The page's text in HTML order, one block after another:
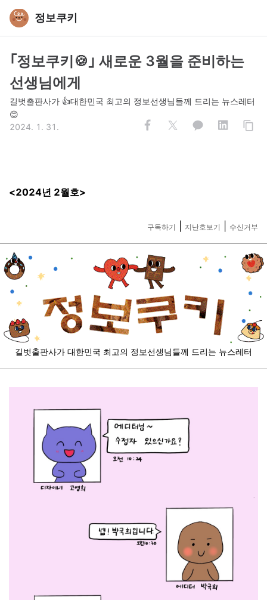
정보쿠키
｢정보쿠키🍪｣ 새로운 3월을 준비하는
선생님에게
길벗출판사가 👍대한민국 최고의 정보선생님들께 드리는 뉴스레터
😊
2024. 1. 31.
<2024년 2월호>
구독하기 지난호보기 수신거부
길벗출판사가 대한민국 최고의 정보선생님들께 드리는 뉴스레터